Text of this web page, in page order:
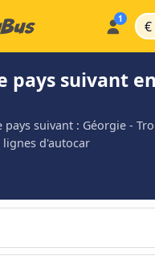
€
pays suivant
pays suivant : Géorgie -
d'autocar